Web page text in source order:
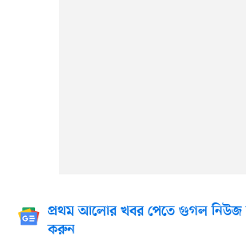
প্রথম আলোর খবর পেতে গুগল নিউজ
করুন